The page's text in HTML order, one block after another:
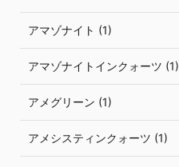
アマゾナイト (1)
アマゾナイトインクォーツ (1)
アメグリーン (1)
アメシスティンクォーツ (1)